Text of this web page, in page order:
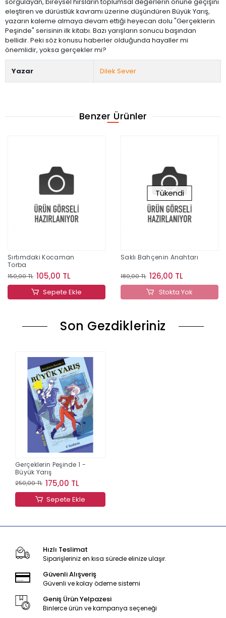
eleştiren ve dürüstlük kavramı üzerine düşündüren Büyük Yarış,
yazarın kaleme almaya devam ettiği heyecan dolu "Gerçeklerin
Peşinde" serisinin ilk kitabı. Bazı yarışların sonucu başından
bellidir. Peki söz konusu haberler olduğunda hayaller mi
önemlidir, yoksa gerçekler mi?
Yazar Dilek Sever
Benzer Ürünler
Sırtımdaki Kocaman
Torba
150,00 TL 105,00 TL
Sepete Ekle
Tükendi
Saklı Bahçenin Anahtarı
180,00 TL 126,00 TL
Stokta Yok
Son Gezdikleriniz
Gerçeklerin Peşinde 1 -
Büyük Yarış
250,00 TL 175,00 TL
Sepete Ekle
Hızlı Teslimat
Siparişleriniz en kısa sürede elinize ulaşır.
Güvenli Alışveriş
Güvenli ve kolay ödeme sistemi
Geniş Ürün Yelpazesi
Binlerce ürün ve kampanya seçeneği